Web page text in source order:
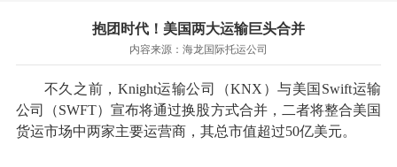
影响国际搬家吗？上海搬家到新西兰旺格雷有点不一样北京私人物品运
输到澳大利亚，移民如何跨国搬家？上海移民搬家到塞浦路斯，国际搬
从秦皇岛市托运到美国 从重庆市托运到美国从上海市托运到澳大利亚
张家界市托运到美国从厦门市托运到美国从张家界市托运到美国 从上海
市搬家到英国 从南京市搬家到加拿大从大连市搬家到英国从佛山市搬家
抱团时代！美国两大运输巨头合并
内容来源：海龙国际托运公司
不久之前，Knight运输公司（KNX）与美国Swift运输
公司（SWFT）宣布将通过换股方式合并，二者将整合美国
货运市场中两家主要运营商，其总市值超过50亿美元。